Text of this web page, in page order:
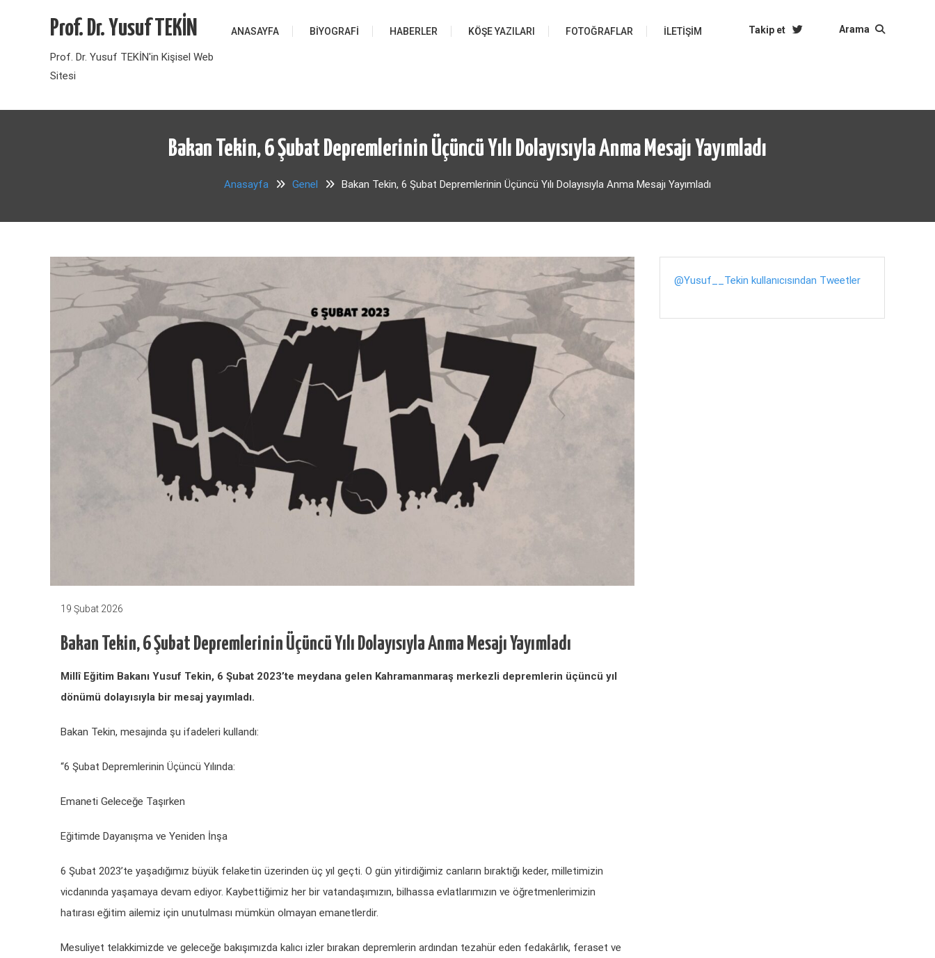
Prof. Dr. Yusuf TEKİN
Prof. Dr. Yusuf TEKİN'in Kişisel Web
Sitesi
ANASAYFA BIYOGRAFI HABERLER KÖŞE YAZILARI FOTOĞRAFLAR İLETIŞIM Takip et Arama
Bakan Tekin, 6 Şubat Depremlerinin Üçüncü Yılı Dolayısıyla Anma Mesajı Yayımladı
Anasayfa Genel Bakan Tekin, 6 Şubat Depremlerinin Üçüncü Yılı Dolayısıyla Anma Mesajı Yayımladı
19 Şubat 2026
Bakan Tekin, 6 Şubat Depremlerinin Üçüncü Yılı Dolayısıyla Anma Mesajı Yayımladı
Millî Eğitim Bakanı Yusuf Tekin, 6 Şubat 2023’te meydana gelen Kahramanmaraş merkezli depremlerin üçüncü yıl
dönümü dolayısıyla bir mesaj yayımladı.
Bakan Tekin, mesajında şu ifadeleri kullandı:
“6 Şubat Depremlerinin Üçüncü Yılında:
Emaneti Geleceğe Taşırken
Eğitimde Dayanışma ve Yeniden İnşa
6 Şubat 2023’te yaşadığımız büyük felaketin üzerinden üç yıl geçti. O gün yitirdiğimiz canların bıraktığı keder, milletimizin
vicdanında yaşamaya devam ediyor. Kaybettiğimiz her bir vatandaşımızın, bilhassa evlatlarımızın ve öğretmenlerimizin
hatırası eğitim ailemiz için unutulması mümkün olmayan emanetlerdir.
Mesuliyet telakkimizde ve geleceğe bakışımızda kalıcı izler bırakan depremlerin ardından tezahür eden fedakârlık, feraset ve
@Yusuf__Tekin kullanıcısından Tweetler